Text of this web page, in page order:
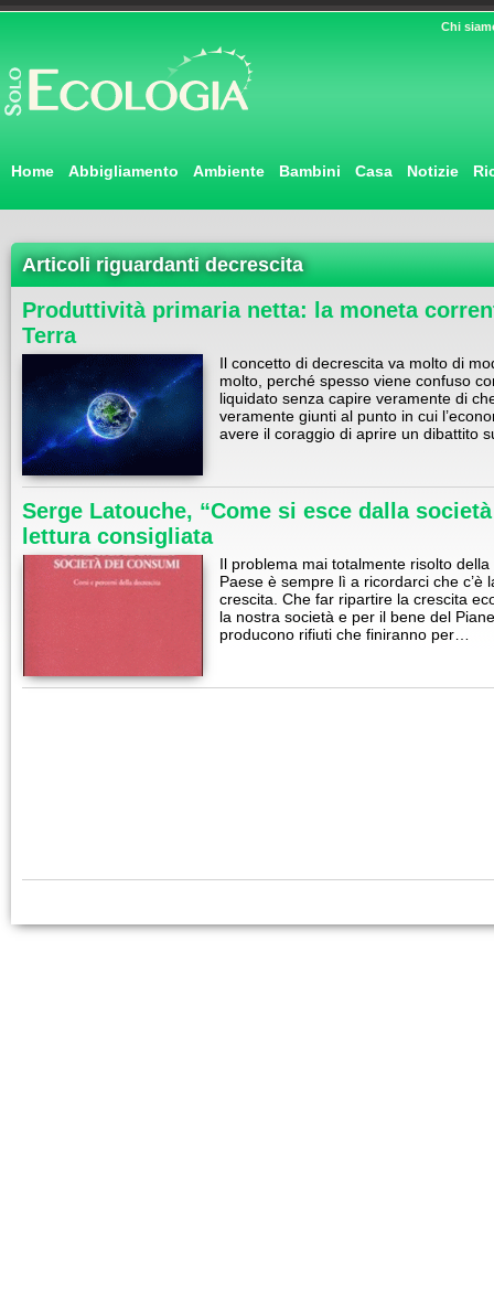
Chi
Home Abbigliamento Ambiente Bambini Casa Notizie
Articoli riguardanti decrescita
Produttività primaria netta: la moneta
Terra
Il concetto di decrescita va molto di
molto, perché spesso viene confuso
liquidato senza capire veramente di
veramente giunti al punto in cui
avere il coraggio di aprire un dibattito
Serge Latouche, “Come si esce dalla
lettura consigliata
Il problema mai totalmente risolto
Paese è sempre lì a ricordarci che c’è
crescita. Che far ripartire la crescita
la nostra società e per il bene del
producono rifiuti che finiranno per…